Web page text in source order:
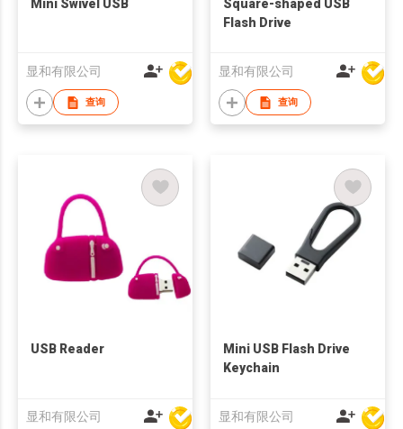
Mini Swivel USB
显和有限公司
查询
Square-shaped USB
Flash Drive
显和有限公司
查询
USB Reader
显和有限公司
Mini USB Flash Drive
Keychain
显和有限公司